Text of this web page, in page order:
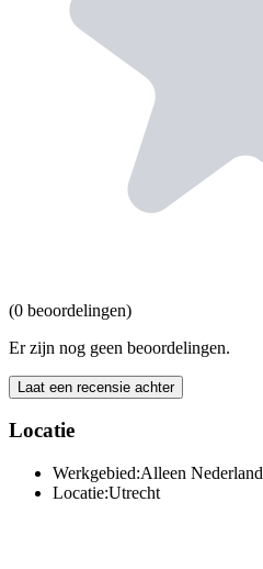
(0 beoordelingen)
Er zijn nog geen beoordelingen.
Laat een recensie achter
Locatie
Werkgebied:Alleen Nederland
Locatie:Utrecht